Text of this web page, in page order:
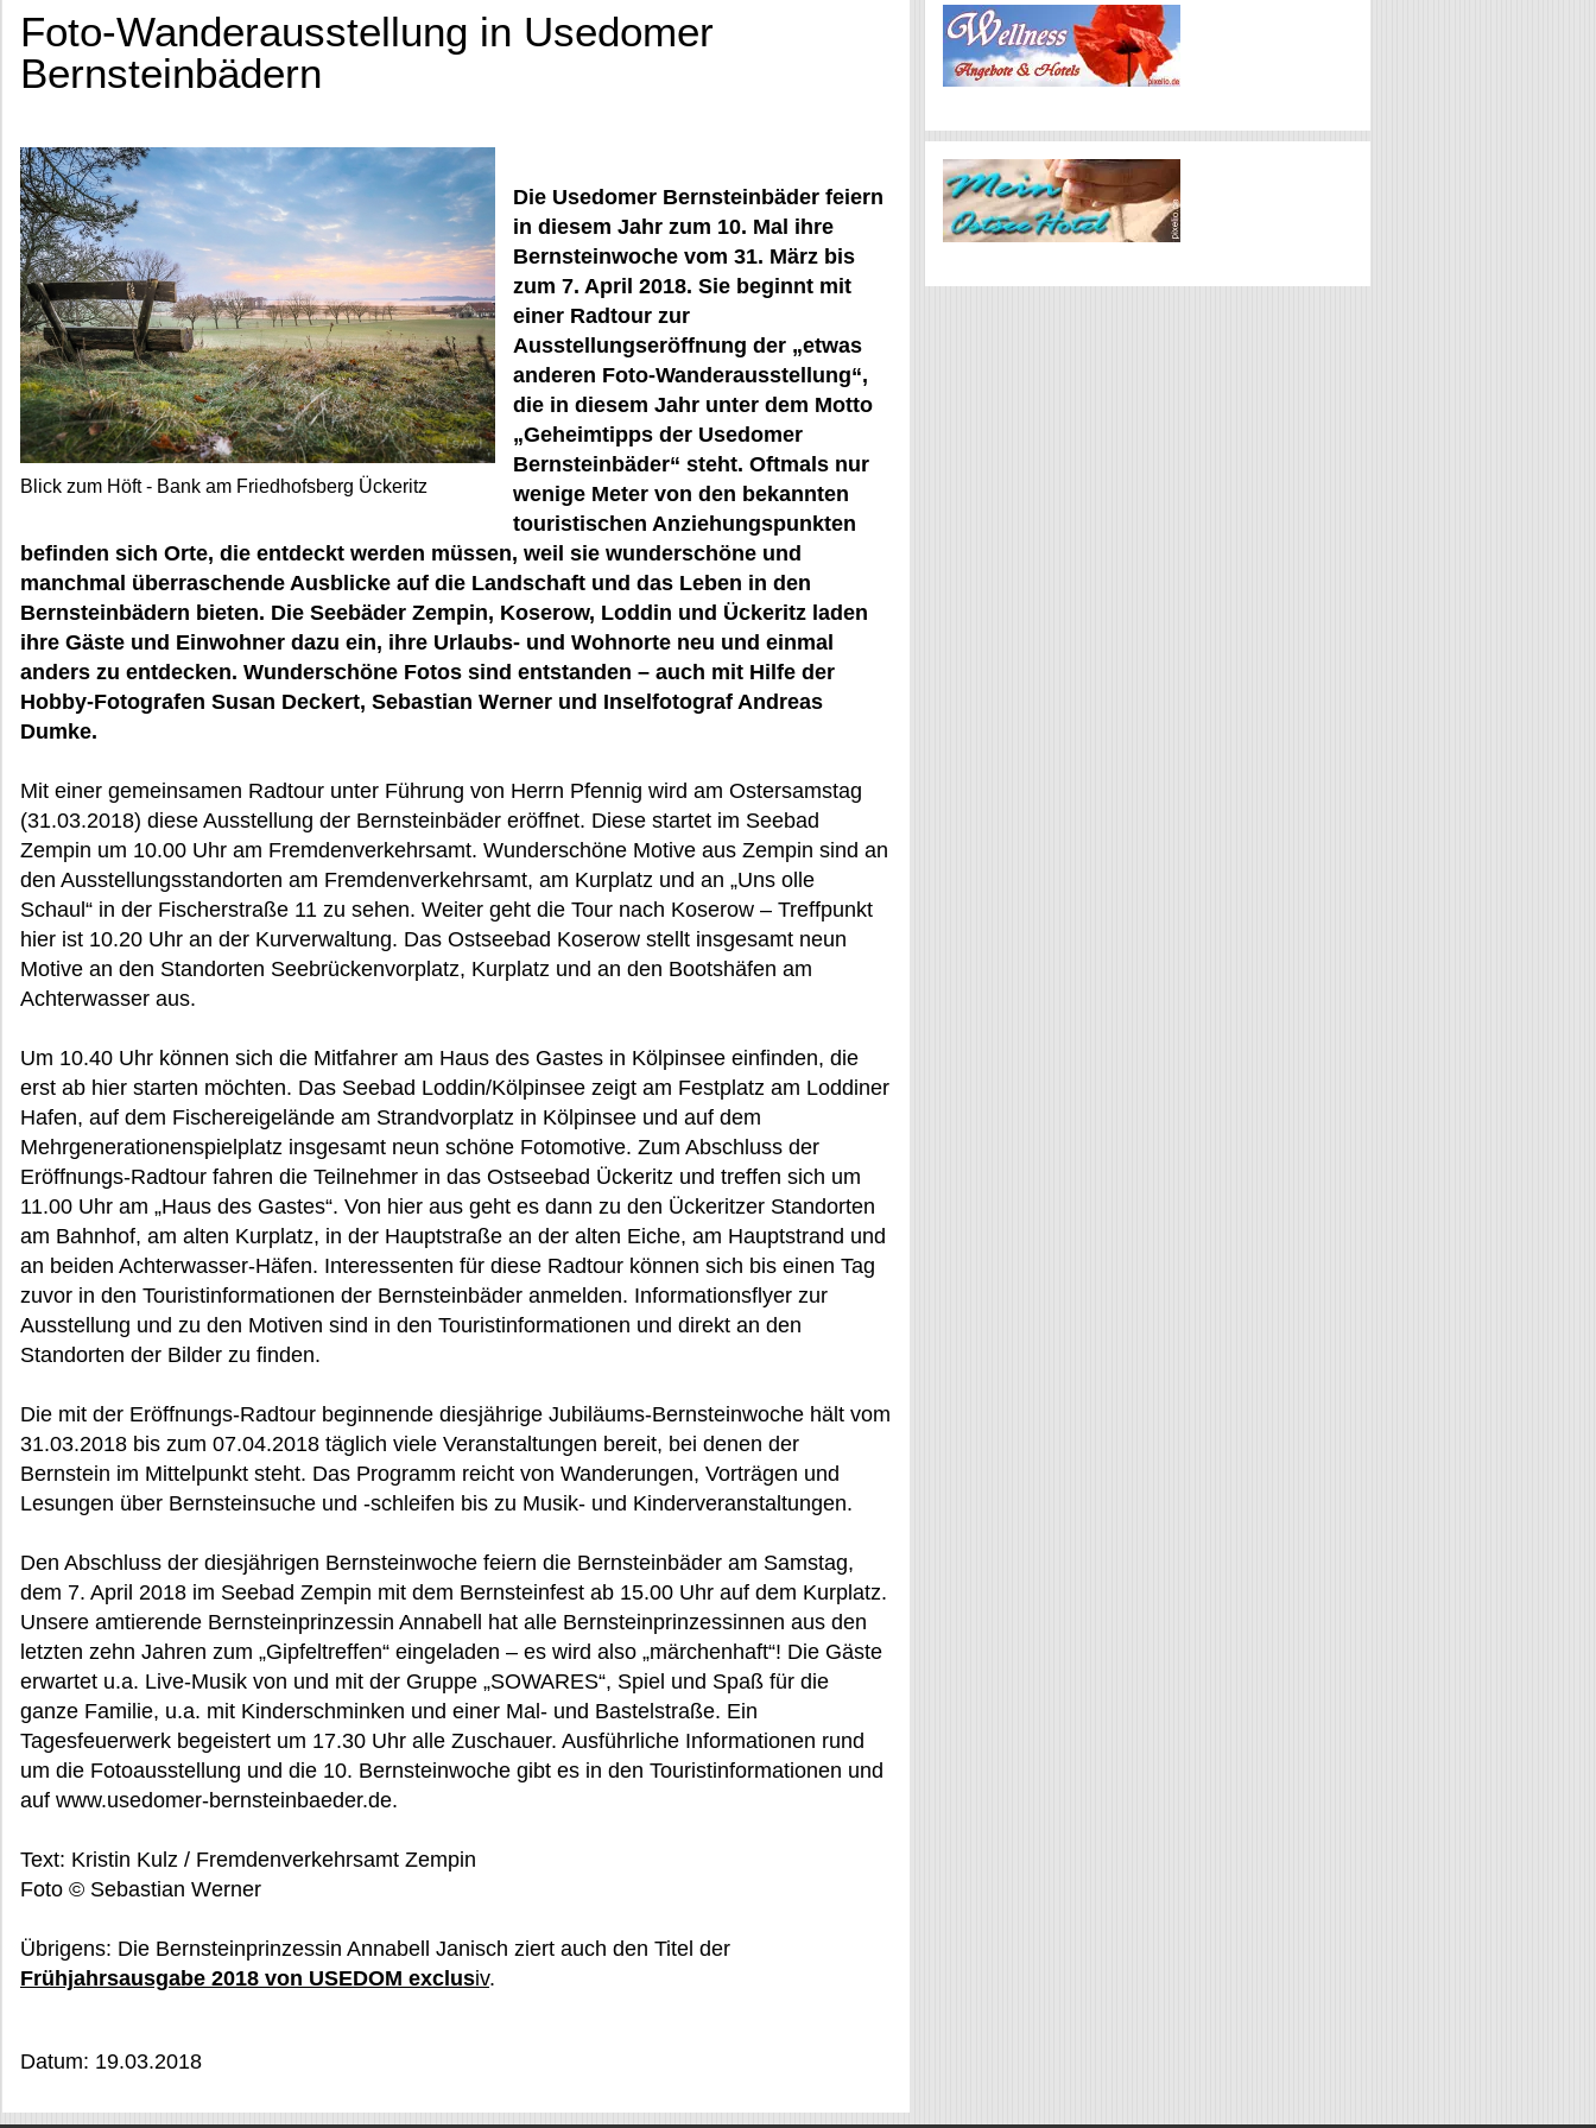
Foto-Wanderausstellung in Usedomer
Bernsteinbädern
Blick zum Höft - Bank am Friedhofsberg Ückeritz
Die Usedomer Bernsteinbäder feiern
in diesem Jahr zum 10. Mal ihre
Bernsteinwoche vom 31. März bis
zum 7. April 2018. Sie beginnt mit
einer Radtour zur
Ausstellungseröffnung der „etwas
anderen Foto-Wanderausstellung“,
die in diesem Jahr unter dem Motto
„Geheimtipps der Usedomer
Bernsteinbäder“ steht. Oftmals nur
wenige Meter von den bekannten
touristischen Anziehungspunkten
befinden sich Orte, die entdeckt werden müssen, weil sie wunderschöne und
manchmal überraschende Ausblicke auf die Landschaft und das Leben in den
Bernsteinbädern bieten. Die Seebäder Zempin, Koserow, Loddin und Ückeritz laden
ihre Gäste und Einwohner dazu ein, ihre Urlaubs- und Wohnorte neu und einmal
anders zu entdecken. Wunderschöne Fotos sind entstanden – auch mit Hilfe der
Hobby-Fotografen Susan Deckert, Sebastian Werner und Inselfotograf Andreas
Dumke.
Mit einer gemeinsamen Radtour unter Führung von Herrn Pfennig wird am Ostersamstag
(31.03.2018) diese Ausstellung der Bernsteinbäder eröffnet. Diese startet im Seebad
Zempin um 10.00 Uhr am Fremdenverkehrsamt. Wunderschöne Motive aus Zempin sind an
den Ausstellungsstandorten am Fremdenverkehrsamt, am Kurplatz und an „Uns olle
Schaul“ in der Fischerstraße 11 zu sehen. Weiter geht die Tour nach Koserow – Treffpunkt
hier ist 10.20 Uhr an der Kurverwaltung. Das Ostseebad Koserow stellt insgesamt neun
Motive an den Standorten Seebrückenvorplatz, Kurplatz und an den Bootshäfen am
Achterwasser aus.
Um 10.40 Uhr können sich die Mitfahrer am Haus des Gastes in Kölpinsee einfinden, die
erst ab hier starten möchten. Das Seebad Loddin/Kölpinsee zeigt am Festplatz am Loddiner
Hafen, auf dem Fischereigelände am Strandvorplatz in Kölpinsee und auf dem
Mehrgenerationenspielplatz insgesamt neun schöne Fotomotive. Zum Abschluss der
Eröffnungs-Radtour fahren die Teilnehmer in das Ostseebad Ückeritz und treffen sich um
11.00 Uhr am „Haus des Gastes“. Von hier aus geht es dann zu den Ückeritzer Standorten
am Bahnhof, am alten Kurplatz, in der Hauptstraße an der alten Eiche, am Hauptstrand und
an beiden Achterwasser-Häfen. Interessenten für diese Radtour können sich bis einen Tag
zuvor in den Touristinformationen der Bernsteinbäder anmelden. Informationsflyer zur
Ausstellung und zu den Motiven sind in den Touristinformationen und direkt an den
Standorten der Bilder zu finden.
Die mit der Eröffnungs-Radtour beginnende diesjährige Jubiläums-Bernsteinwoche hält vom
31.03.2018 bis zum 07.04.2018 täglich viele Veranstaltungen bereit, bei denen der
Bernstein im Mittelpunkt steht. Das Programm reicht von Wanderungen, Vorträgen und
Lesungen über Bernsteinsuche und -schleifen bis zu Musik- und Kinderveranstaltungen.
Den Abschluss der diesjährigen Bernsteinwoche feiern die Bernsteinbäder am Samstag,
dem 7. April 2018 im Seebad Zempin mit dem Bernsteinfest ab 15.00 Uhr auf dem Kurplatz.
Unsere amtierende Bernsteinprinzessin Annabell hat alle Bernsteinprinzessinnen aus den
letzten zehn Jahren zum „Gipfeltreffen“ eingeladen – es wird also „märchenhaft“! Die Gäste
erwartet u.a. Live-Musik von und mit der Gruppe „SOWARES“, Spiel und Spaß für die
ganze Familie, u.a. mit Kinderschminken und einer Mal- und Bastelstraße. Ein
Tagesfeuerwerk begeistert um 17.30 Uhr alle Zuschauer. Ausführliche Informationen rund
um die Fotoausstellung und die 10. Bernsteinwoche gibt es in den Touristinformationen und
auf www.usedomer-bernsteinbaeder.de.
Text: Kristin Kulz / Fremdenverkehrsamt Zempin
Foto © Sebastian Werner
Übrigens: Die Bernsteinprinzessin Annabell Janisch ziert auch den Titel der
Frühjahrsausgabe 2018 von USEDOM exclusiv.
Datum: 19.03.2018